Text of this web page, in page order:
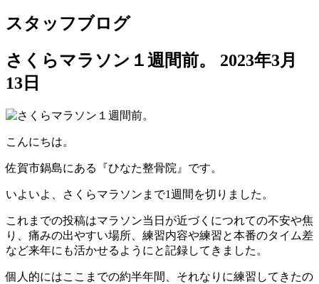
スタッフブログ
さくらマラソン１週間前。
2023年3月
13日
こんにちは。
佐賀市鍋島にある『ひなた整骨院』です。
いよいよ、さくらマラソンまで1週間を切りました。
これまでの投稿はマラソン当日が近づくにつれての不安や焦
り、痛みの出やすい場所、練習内容や練習と本番のタイム差
など来年にも活かせるようにと記録してきました。
個人的にはここまでの約半年間、それなりに練習してきたの